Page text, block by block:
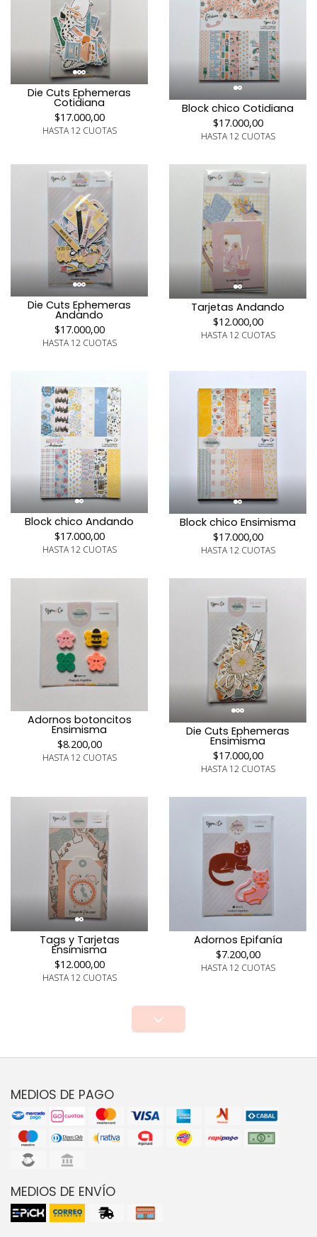
Die Cuts Ephemeras
Cotidiana
$17.000,00
HASTA 12 CUOTAS
Block chico Cotidiana
$17.000,00
HASTA 12 CUOTAS
Die Cuts Ephemeras
Andando
$17.000,00
HASTA 12 CUOTAS
Tarjetas Andando
$12.000,00
HASTA 12 CUOTAS
Block chico Andando
$17.000,00
HASTA 12 CUOTAS
Block chico Ensimisma
$17.000,00
HASTA 12 CUOTAS
Adornos botoncitos
Ensimisma
$8.200,00
HASTA 12 CUOTAS
Die Cuts Ephemeras
Ensimisma
$17.000,00
HASTA 12 CUOTAS
Tags y Tarjetas
Ensimisma
$12.000,00
HASTA 12 CUOTAS
Adornos Epifanía
$7.200,00
HASTA 12 CUOTAS
MEDIOS DE PAGO
MEDIOS DE ENVÍO